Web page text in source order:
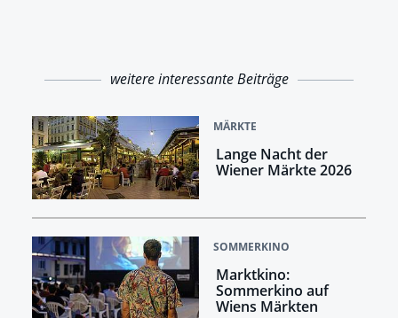
weitere interessante Beiträge
MÄRKTE
Lange Nacht der
Wiener Märkte 2026
SOMMERKINO
Marktkino:
Sommerkino auf
Wiens Märkten